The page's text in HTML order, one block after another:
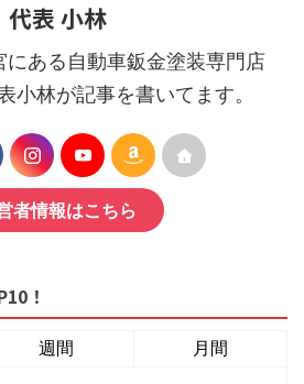
代表 小林
にある自動車鈑金塗装専門店
小林が記事を書いてます。
者情報はこちら
！
週間 月間